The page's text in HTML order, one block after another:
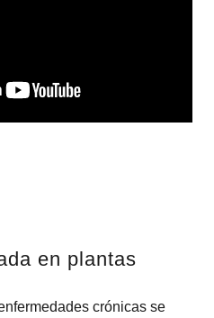
en plantas
crónicas se